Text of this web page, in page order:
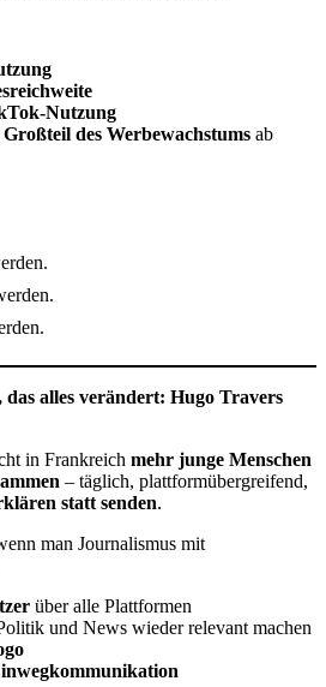
Großteil des Werbewachstums ab
das alles verändert: Hugo Travers
in Frankreich mehr junge Menschen
– täglich, plattformübergreifend,
statt senden.
man Journalismus mit
über alle Plattformen
und News wieder relevant machen